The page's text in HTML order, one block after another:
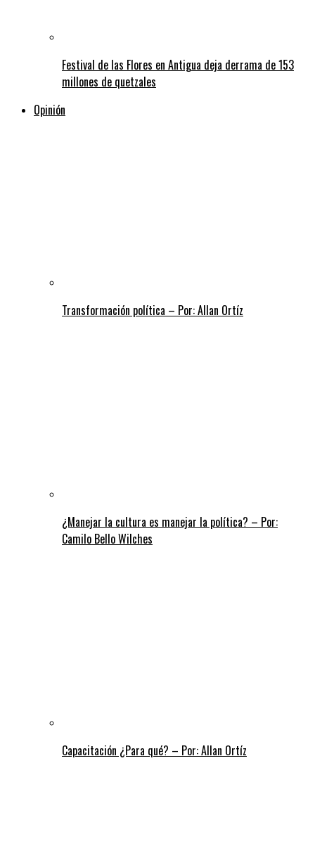
Festival de las Flores en Antigua deja derrama de 153
millones de quetzales
Opinión
Transformación política – Por: Allan Ortíz
¿Manejar la cultura es manejar la política? – Por:
Camilo Bello Wilches
Capacitación ¿Para qué? – Por: Allan Ortíz